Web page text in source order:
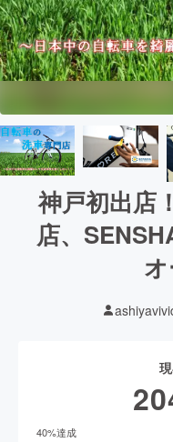
神戸初出店
店、
40%達成